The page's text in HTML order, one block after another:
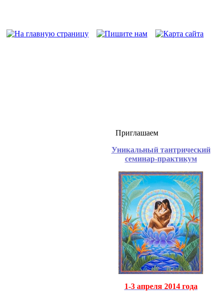
Приглашаем
Уникальный тантрический
семинар-практикум
1-3 апреля 2014 года